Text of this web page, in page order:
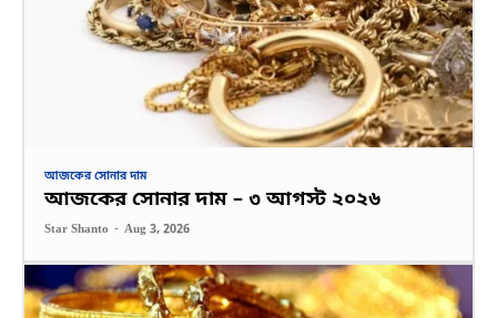
আজকের সোনার দাম
আজকের সোনার দাম – ৩ আগস্ট ২০২৬
Star Shanto - Aug 3, 2026